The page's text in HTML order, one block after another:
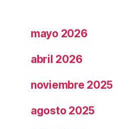
mayo 2026
abril 2026
noviembre 2025
agosto 2025